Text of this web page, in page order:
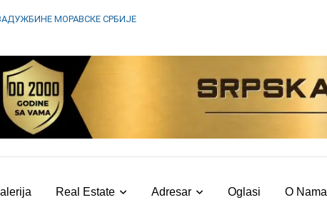
МОРАВСКЕ СРБИЈЕ
Real Estate Adresar Oglasi O Nama